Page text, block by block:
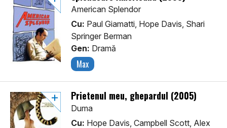
American Splendor
Cu: Paul Giamatti, Hope Davis, Shari
Springer Berman
Gen: Dramă
Max
Prietenul meu, ghepardul (2005)
Duma
Cu: Hope Davis, Campbell Scott, Alex